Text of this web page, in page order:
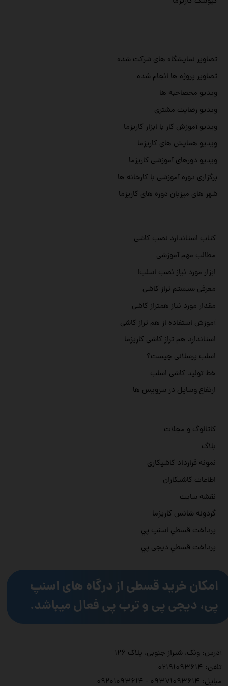
آدرس: ونک، شیراز جنوبی، پلاک ۱۲۶
تلفن:
۰۲۱۹۱۰۹۳۶۱۴
مبایل:
۰۹۳۷۱۰۹۳۶۱۴ - ۰۹۲۰۱۰۹۳۶۱۴
تصاویر نمایشگاه های شرکت شده
تصاویر پروژه ها انجام شده
ویدیو محصاحبه ها
ویدیو رضایت مشتری
ویدیو آموزش کار با ابزار کاریزما
ویدیو همایش های کاریزما
ویدیو دورهای آموزشی کاریزما
برگزاری دوره آموزشی با کارخانه ها
شهر های میزبان دوره های کاریزما
کاتالوگ و مجلات
بلاگ
نمونه قرارداد کاشیکاری
اطاعات کاشیکاران
نقشه سایت
گردونه شانس کاریزما
پرداخت قسطي اسنپ پي
پرداخت قسطي دیجی پي
کتاب استاندارد نصب کاشی
مطالب مهم آموزشی
ابزار مورد نیاز نصب اسلب!
معرفی سیستم تراز کاشی
مقدار مورد نیاز همتراز کاشی
آموزش استفاده از هم تراز کاشی
استاندارد هم تراز کاشی کاریزما
اسلب پرسلانی چیست؟
خط تولید کاشی اسلب
ارتفاع وسایل در سرویس ها
امکان خرید قسطی از درگاه های اسنپ
پی، دیجی پی و ترب پی فعال میباشد.